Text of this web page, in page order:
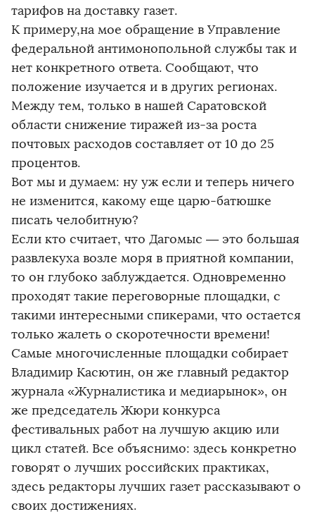
тарифов на доставку газет.
К примеру,на мое обращение в Управление
федеральной антимонопольной службы так и
нет конкретного ответа. Сообщают, что
положение изучается и в других регионах.
Между тем, только в нашей Саратовской
области снижение тиражей из-за роста
почтовых расходов составляет от 10 до 25
процентов.
Вот мы и думаем: ну уж если и теперь ничего
не изменится, какому еще царю-батюшке
писать челобитную?
Если кто считает, что Дагомыс — это большая
развлекуха возле моря в приятной компании,
то он глубоко заблуждается. Одновременно
проходят такие переговорные площадки, с
такими интересными спикерами, что остается
только жалеть о скоротечности времени!
Самые многочисленные площадки собирает
Владимир Касютин, он же главный редактор
журнала «Журналистика и медиарынок», он
же председатель Жюри конкурса
фестивальных работ на лучшую акцию или
цикл статей. Все объяснимо: здесь конкретно
говорят о лучших российских практиках,
здесь редакторы лучших газет рассказывают о
своих достижениях.